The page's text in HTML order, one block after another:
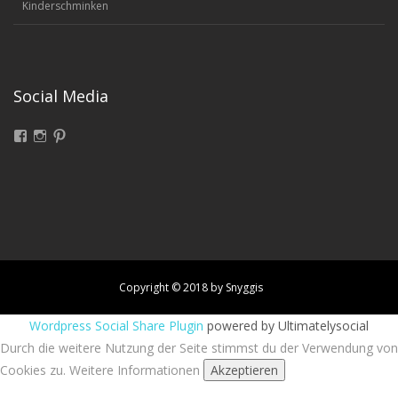
Kinderschminken
Social Media
FacebookInstagram
Copyright © 2018 by Snyggis
Wordpress Social Share Plugin powered by Ultimatelysocial
Durch die weitere Nutzung der Seite stimmst du der Verwendung von
Cookies zu. Weitere Informationen Akzeptieren